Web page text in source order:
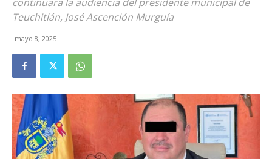
Teuchitlán, José Ascención Murguía
mayo 8, 2025